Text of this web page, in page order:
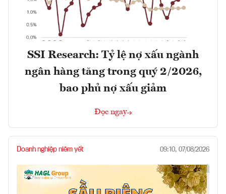
SSI Research: Tỷ lệ nợ xấu ngành
ngân hàng tăng trong quý 2/2026,
bao phủ nợ xấu giảm
Đọc ngay
Doanh nghiệp niêm yết 09:10, 07/08/2026